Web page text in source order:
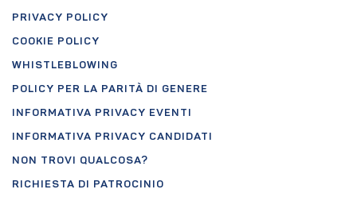
PRIVACY POLICY
COOKIE POLICY
WHISTLEBLOWING
POLICY PER LA PARITÀ DI GENERE
INFORMATIVA PRIVACY EVENTI
INFORMATIVA PRIVACY CANDIDATI
NON TROVI QUALCOSA?
RICHIESTA DI PATROCINIO